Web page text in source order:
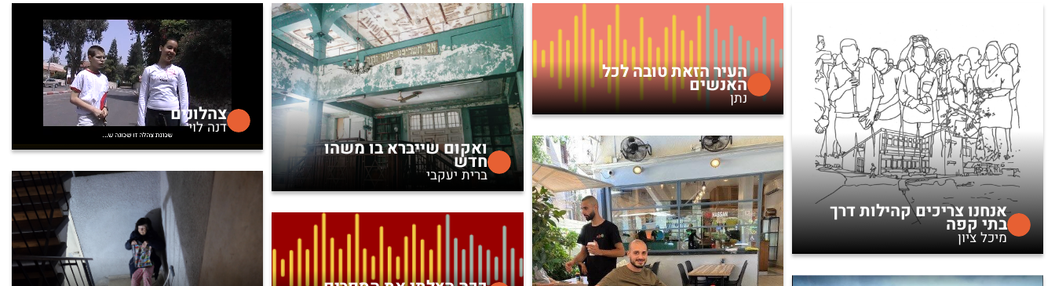
אנחנו צריכים קהילות דרך
בתי קפה
מיכל ציון
העיר הזאת טובה לכל
האנשים
נתן
ואקום שייברא בו משהו
חדש
ברית יעקבי
צהלונים
דנה לוי